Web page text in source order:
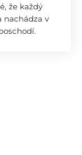
že každý
nachádza v